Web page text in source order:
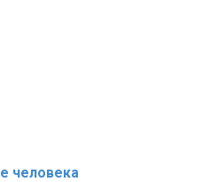
человека